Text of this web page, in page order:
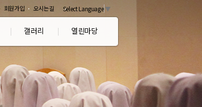
회원가입 오시는길 Select Language ▼
갤러리 열린마당